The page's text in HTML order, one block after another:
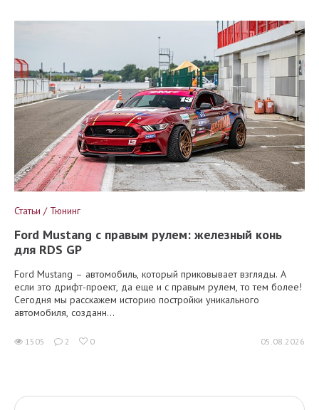
Статьи / Тюнинг
Ford Mustang с правым рулем: железный конь
для RDS GP
Ford Mustang – автомобиль, который приковывает взгляды. А
если это дрифт-проект, да еще и с правым рулем, то тем более!
Сегодня мы расскажем историю постройки уникального
автомобиля, созданн...
1505 2 0 05.08.2026